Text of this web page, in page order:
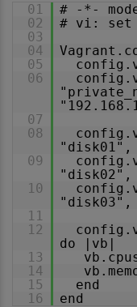
01
# -*-
02
# vi: set
03
04
05
06
07
08
"disk01",
09
"disk02",
10
"disk03",
11
12
do |vb|
13
14
15
end
16
end